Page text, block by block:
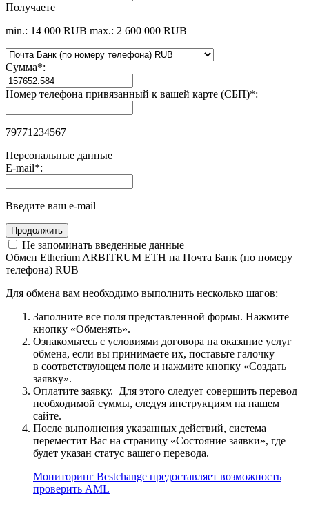
Получаете
min.: 14 000 RUB max.: 2 600 000 RUB
Сумма*:
Номер телефона привязанный к вашей карте (СБП)*:
79771234567
Персональные данные
E-mail*:
Введите ваш e-mail
Не запоминать введенные данные
Обмен Etherium ARBITRUM ETH на Почта Банк (по номеру
телефона) RUB
Для обмена вам необходимо выполнить несколько шагов:
Заполните все поля представленной формы. Нажмите
кнопку «Обменять».
Ознакомьтесь с условиями договора на оказание услуг
обмена, если вы принимаете их, поставьте галочку
в соответствующем поле и нажмите кнопку «Создать
заявку».
Оплатите заявку. Для этого следует совершить перевод
необходимой суммы, следуя инструкциям на нашем
сайте.
После выполнения указанных действий, система
переместит Вас на страницу «Состояние заявки», где
будет указан статус вашего перевода.
Мониторинг Bestchange предоставляет возможность
проверить AML